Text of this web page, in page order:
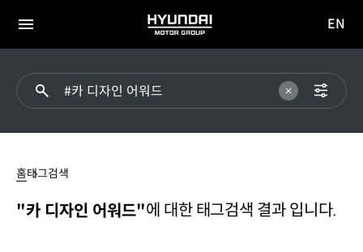
전체
HYUNDAI
MOTOR
이동
EN
디자인
홈태그검색
"카 디자인 어워드"에 대한 태그검색 결과 입니다.